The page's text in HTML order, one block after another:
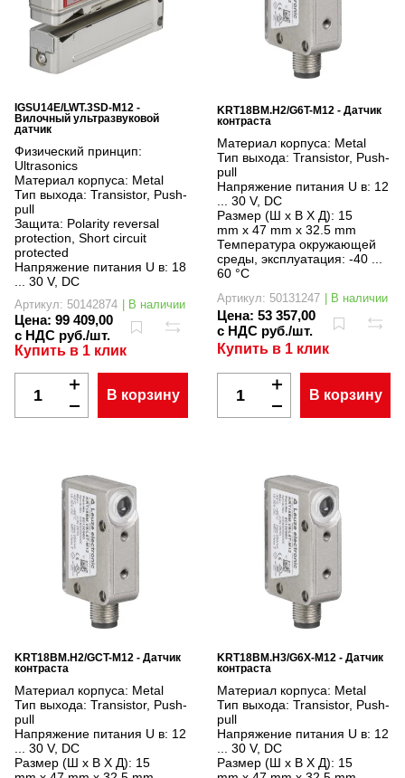
IGSU14E/LWT.3SD-M12 -
Вилочный ультразвуковой
датчик
Физический принцип:
Ultrasonics
Материал корпуса: Metal
Тип выхода: Transistor, Push-
pull
Защита: Polarity reversal
protection, Short circuit
protected
Напряжение питания U в: 18
... 30 V, DC
Артикул: 50142874 | В наличии
Цена: 99 409,00
с НДС руб./шт.
Купить в 1 клик
В корзину
KRT18BM.H2/G6T-M12 - Датчик
контраста
Материал корпуса: Metal
Тип выхода: Transistor, Push-
pull
Напряжение питания U в: 12
... 30 V, DC
Размер (Ш x В X Д): 15
mm x 47 mm x 32.5 mm
Температура окружающей
среды, эксплуатация: -40 ...
60 °C
Артикул: 50131247 | В наличии
Цена: 53 357,00
с НДС руб./шт.
Купить в 1 клик
В корзину
KRT18BM.H2/GCT-M12 - Датчик
контраста
Материал корпуса: Metal
Тип выхода: Transistor, Push-
pull
Напряжение питания U в: 12
... 30 V, DC
Размер (Ш x В X Д): 15
KRT18BM.H3/G6X-M12 - Датчик
контраста
Материал корпуса: Metal
Тип выхода: Transistor, Push-
pull
Напряжение питания U в: 12
... 30 V, DC
Размер (Ш x В X Д): 15